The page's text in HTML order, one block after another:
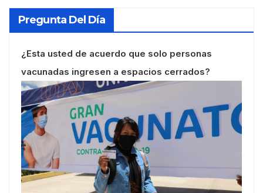
Pregunta Del Día
¿Esta usted de acuerdo que solo personas
vacunadas ingresen a espacios cerrados?